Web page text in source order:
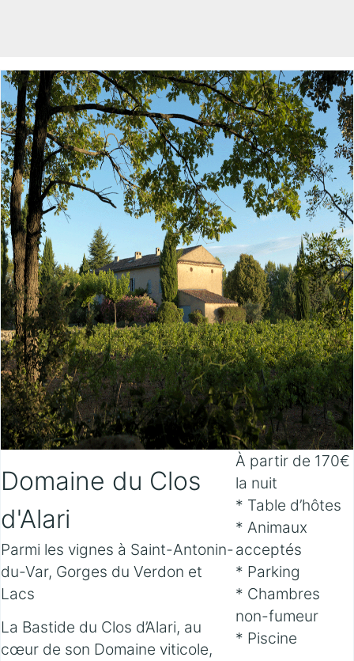
Domaine du Clos
d'Alari
Parmi les vignes à Saint-Antonin-
du-Var, Gorges du Verdon et
Lacs
La Bastide du Clos d’Alari, au
cœur de son Domaine viticole,
À partir de 170€
la nuit
* Table d’hôtes
* Animaux
acceptés
* Parking
* Chambres
non-fumeur
* Piscine